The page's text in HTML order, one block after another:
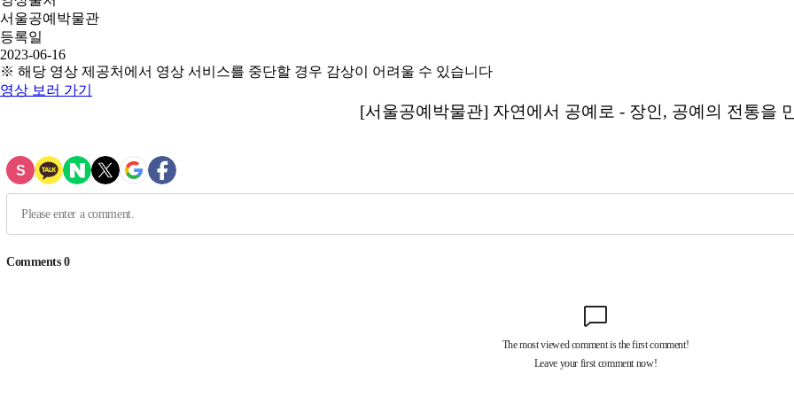
서울공예박물관
등록일
2023-06-16
※ 해당 영상 제공처에서 영상 서비스를 중단할 경우 감상이 어려울 수 있습니다
영상 보러 가기
[서울공예박물관] 자연에서 공예로 - 장인, 공예의 전통을